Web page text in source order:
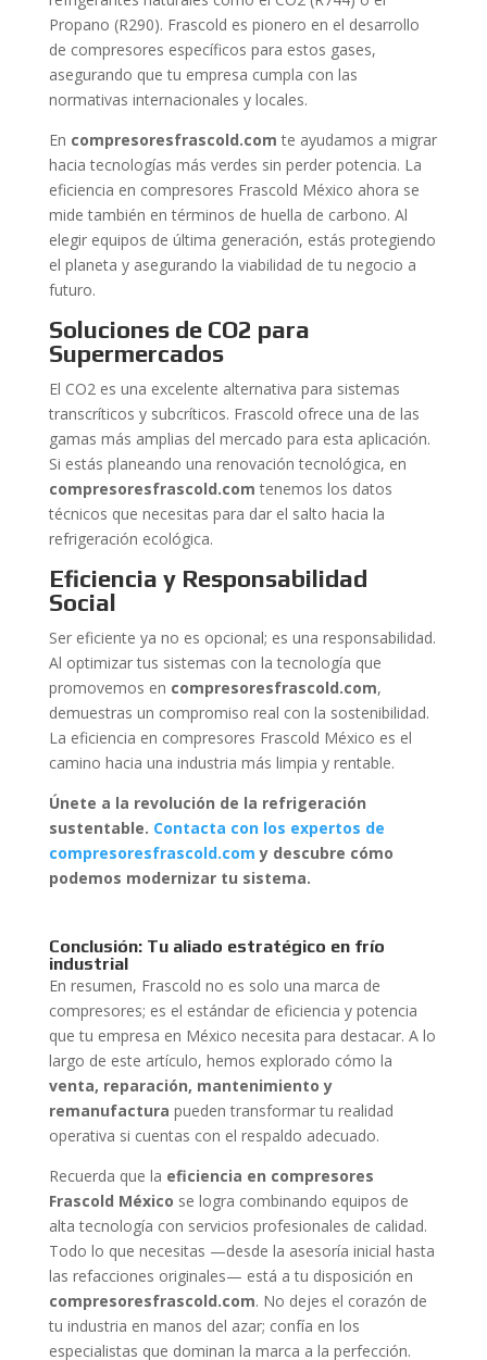
Propano (R290). Frascold es pionero en el desarrollo
de compresores específicos para estos gases,
asegurando que tu empresa cumpla con las
normativas internacionales y locales.
En compresoresfrascold.com te ayudamos a migrar
hacia tecnologías más verdes sin perder potencia. La
eficiencia en compresores Frascold México ahora se
mide también en términos de huella de carbono. Al
elegir equipos de última generación, estás protegiendo
el planeta y asegurando la viabilidad de tu negocio a
futuro.
Soluciones de CO2 para
Supermercados
El CO2 es una excelente alternativa para sistemas
transcríticos y subcríticos. Frascold ofrece una de las
gamas más amplias del mercado para esta aplicación.
Si estás planeando una renovación tecnológica, en
compresoresfrascold.com tenemos los datos
técnicos que necesitas para dar el salto hacia la
refrigeración ecológica.
Eficiencia y Responsabilidad
Social
Ser eficiente ya no es opcional; es una responsabilidad.
Al optimizar tus sistemas con la tecnología que
promovemos en compresoresfrascold.com,
demuestras un compromiso real con la sostenibilidad.
La eficiencia en compresores Frascold México es el
camino hacia una industria más limpia y rentable.
Únete a la revolución de la refrigeración
sustentable. Contacta con los expertos de
compresoresfrascold.com y descubre cómo
podemos modernizar tu sistema.
Conclusión: Tu aliado estratégico en frío
industrial
En resumen, Frascold no es solo una marca de
compresores; es el estándar de eficiencia y potencia
que tu empresa en México necesita para destacar. A lo
largo de este artículo, hemos explorado cómo la
venta, reparación, mantenimiento y
remanufactura pueden transformar tu realidad
operativa si cuentas con el respaldo adecuado.
Recuerda que la eficiencia en compresores
Frascold México se logra combinando equipos de
alta tecnología con servicios profesionales de calidad.
Todo lo que necesitas —desde la asesoría inicial hasta
las refacciones originales— está a tu disposición en
compresoresfrascold.com. No dejes el corazón de
tu industria en manos del azar; confía en los
especialistas que dominan la marca a la perfección.